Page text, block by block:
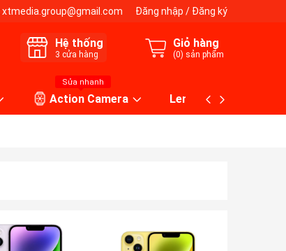
xtmedia.group@gmail.com Đăng nhập / Đăng ký
Hệ thống
3 cửa hàng
Giỏ hàng
(0) sản phẩm
Sửa nhanh
Action Camera Lens máy ảnh